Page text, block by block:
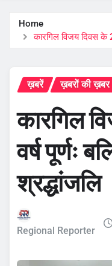
Home
कारगिल विजय दिवस के
ख़बरें ख़बरों की ख़बर
कारगिल
वर्ष पूर्णः
श्रद्धांजलि
Regional Reporter